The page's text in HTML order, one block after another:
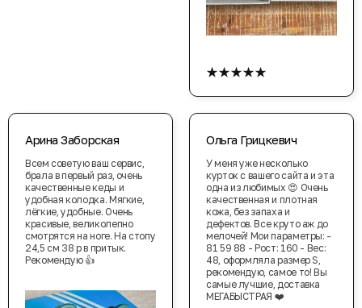
★★★★★
Арина Заборская
Всем советую ваш сервис,
брала в первый раз, очень
качественные кеды и
удобная колодка. Мягкие,
лёгкие, удобные. Очень
красивые, великолепно
смотрятся на ноге. На стопу
24,5 см 38 р в притык.
Рекомендую 👍
Ольга Грицкевич
У меня уже несколько
курток с вашего сайта и эта
одна из любимых 😍 Очень
качественная и плотная
кожа, без запаха и
дефектов. Все круто аж до
мелочей! Мои параметры: -
81 59 88 - Рост: 160 - Вес:
48, оформляла размер S,
рекомендую, самое то! Вы
самые лучшие, доставка
МЕГАБЫСТРАЯ ❤️